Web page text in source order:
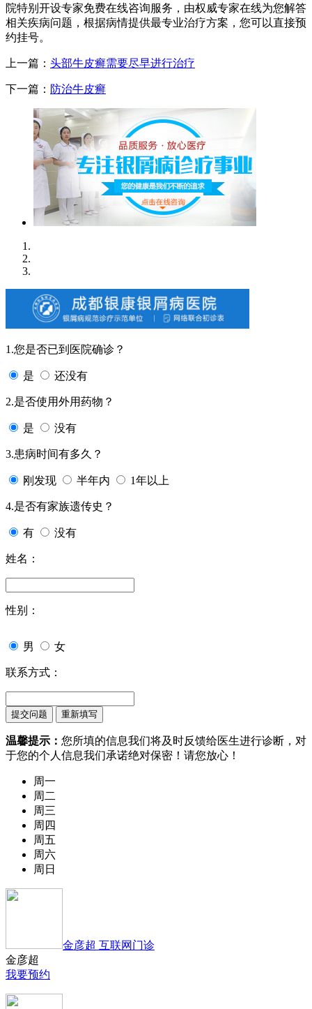
院特别开设专家免费在线咨询服务，由权威专家在线为您解答
相关疾病问题，根据病情提供最专业治疗方案，您可以直接预
约挂号。
上一篇： 头部牛皮癣需要尽早进行治疗
下一篇： 防治牛皮癣
1.您是否已到医院确诊？
是 还没有
2.是否使用外用药物？
是 没有
3.患病时间有多久？
刚发现 半年内 1年以上
4.是否有家族遗传史？
有 没有
姓名：
性别：
男 女
联系方式：
温馨提示： 您所填的信息我们将及时反馈给医生进行诊断，对
于您的个人信息我们承诺绝对保密！请您放心！
周一
周二
周三
周四
周五
周六
周日
金彦超 互联网门诊
金彦超
我要预约